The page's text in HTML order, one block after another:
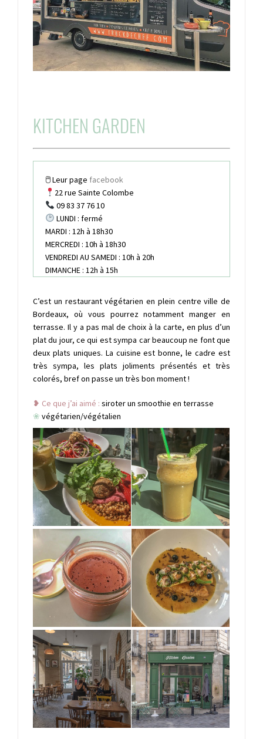
KITCHEN GARDEN
🖱 Leur page facebook
22 rue Sainte Colombe
09 83 37 76 10
LUNDI : fermé
MARDI : 12h à 18h30
MERCREDI : 10h à 18h30
VENDREDI AU SAMEDI : 10h à 20h
DIMANCHE : 12h à 15h
C’est un restaurant végétarien en plein centre ville de
Bordeaux, où vous pourrez notamment manger en
terrasse. Il y a pas mal de choix à la carte, en plus d’un
plat du jour, ce qui est sympa car beaucoup ne font que
deux plats uniques. La cuisine est bonne, le cadre est
très sympa, les plats joliments présentés et très
colorés, bref on passe un très bon moment !
❥ Ce que j’ai aimé : siroter un smoothie en terrasse
❀ végétarien/végétalien